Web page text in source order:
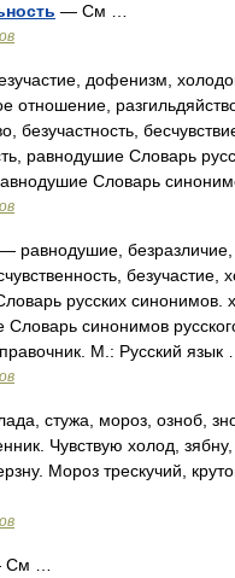
— См …
дофенизм,
отношение,
безучастность,
равнодушие Словарь
Словарь
— равнодушие, безразличие,
безучастие,
русских синонимов.
синонимов
М.: Русский язык …
стужа, мороз, озноб,
Чувствую холод,
Мороз трескучий,
…